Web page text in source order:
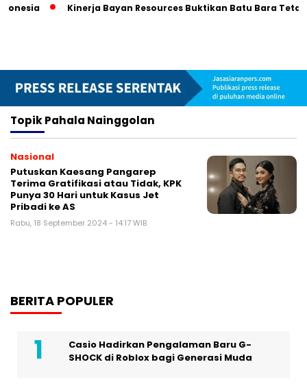
Kinerja Bayan Resources Buktikan Batu Bara Tetap
TopikPahala Nainggolan
Nasional
Putuskan Kaesang Pangarep
Terima Gratifikasi atau Tidak, KPK
Punya 30 Hari untuk Kasus Jet
Pribadi ke AS
Rabu, 18 September 2024 - 14:17 WIB
BERITA POPULER
Casio Hadirkan Pengalaman Baru G-
SHOCK di Roblox bagi Generasi Muda